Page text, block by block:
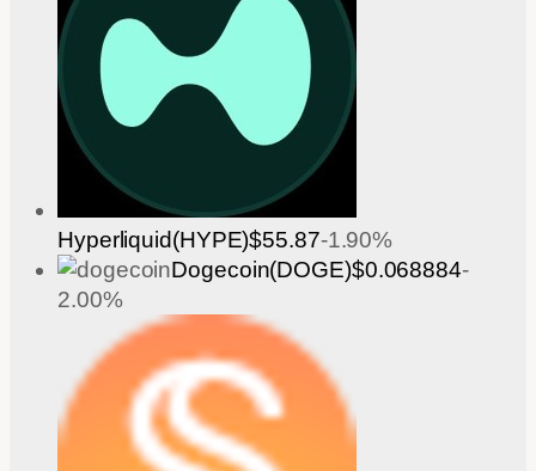
Hyperliquid(HYPE)$55.87-1.90%
Dogecoin(DOGE)$0.068884-
2.00%